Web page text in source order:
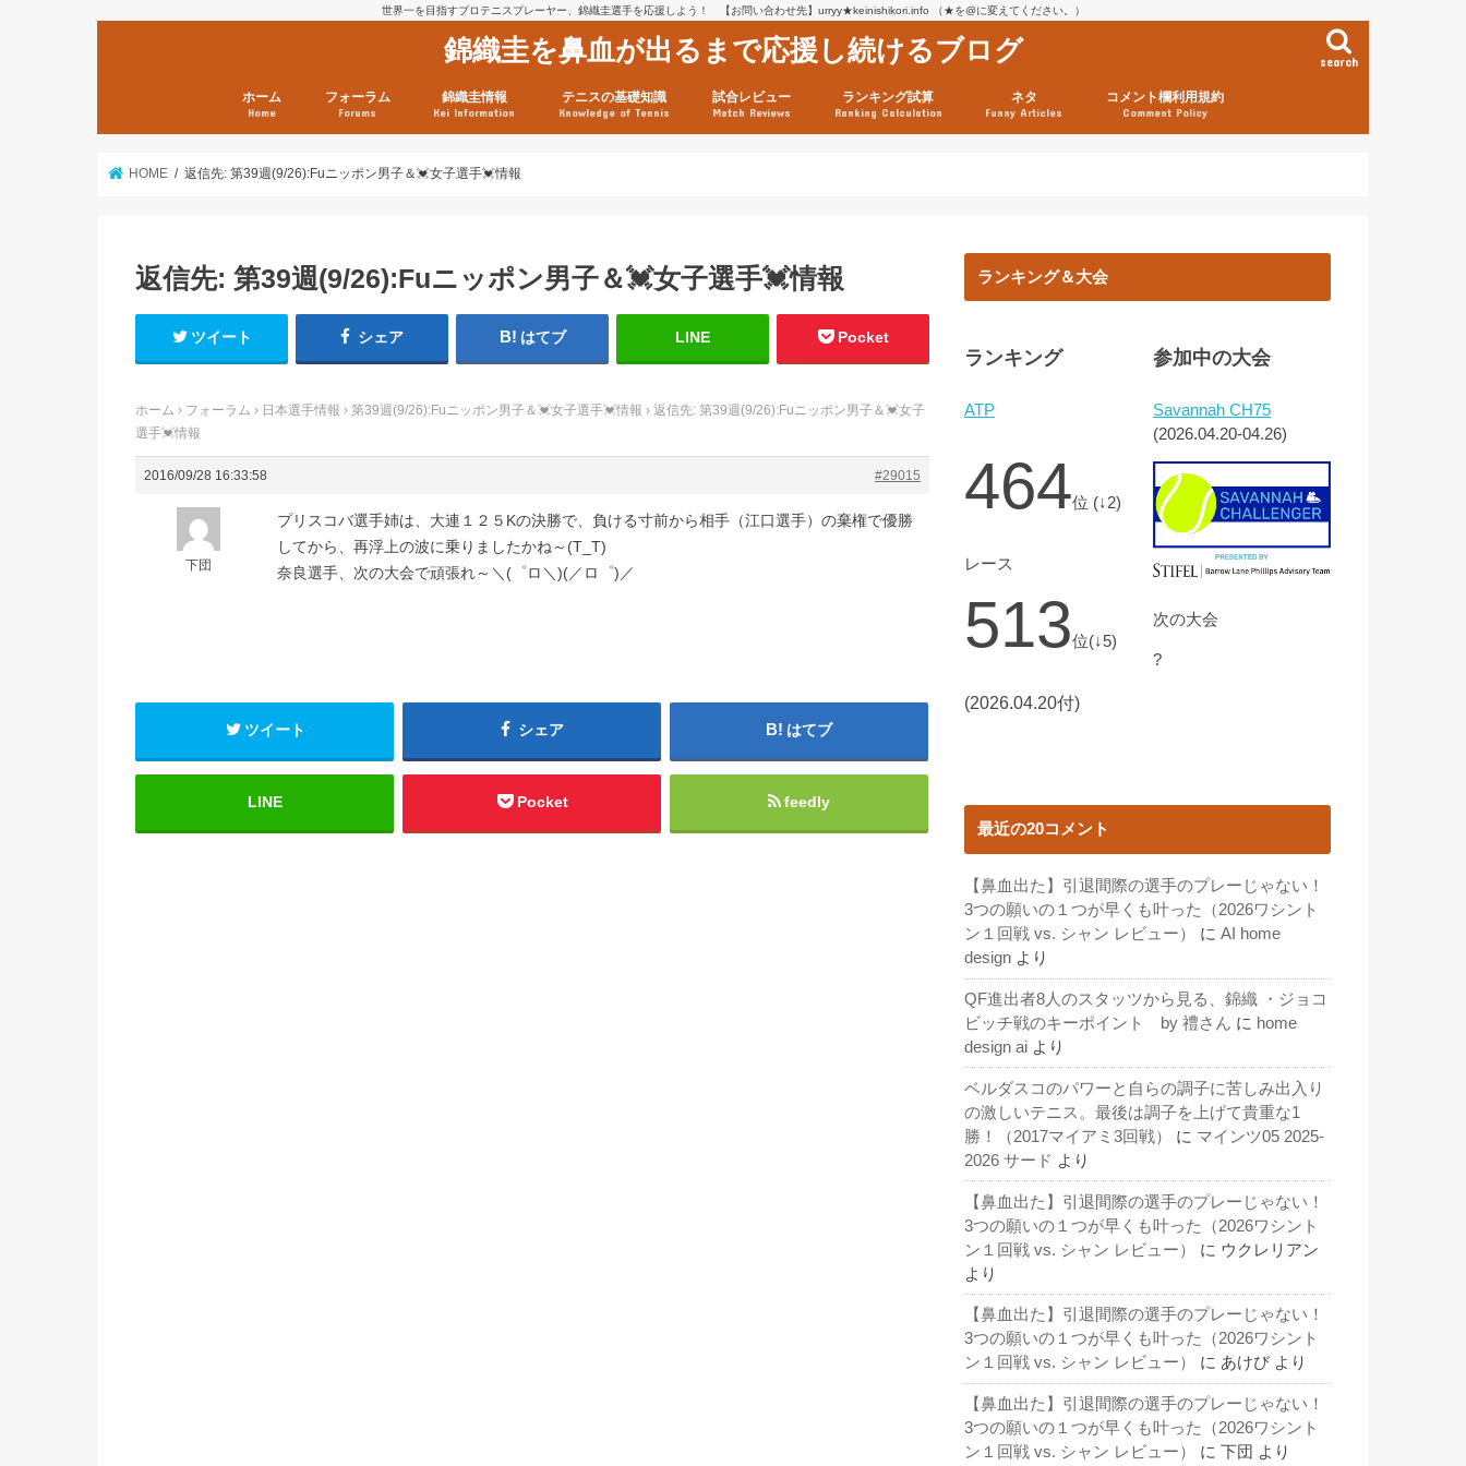
世界一を目指すプロテニスプレーヤー、錦織圭選手を応援しよう！ 【お問い合わせ先】urryy★keinishikori.info （★を@に変えてください。）
錦織圭を鼻血が出るまで応援し続けるブログ search
ホーム
Home
フォーラム
Forums
錦織圭情報
Kei Information
日現在）
点）
テニスの基礎知識
Knowledge of Tennis
試合レビュー
Match Reviews
ランキング試算
Ranking Calculation
ネタ
Funny Articles
コメント欄利用規約
Comment Policy
HOME 返信先: 第39週(9/26):Fuニッポン男子＆💓女子選手💓情報
返信先: 第39週(9/26):Fuニッポン男子＆💓女子選手💓情報
ツイート シェア はてブ LINE Pocket
ホーム › フォーラム › 日本選手情報 › 第39週(9/26):Fuニッポン男子＆💓女子選手💓情報 › 返信先: 第39週(9/26):Fuニッポン男子＆💓女子
選手💓情報
2016/09/28 16:33:58 #29015
下団
プリスコバ選手姉は、大連１２５Kの決勝で、負ける寸前から相手（江口選手）の棄権で優勝
してから、再浮上の波に乗りましたかね～(T_T)
奈良選手、次の大会で頑張れ～＼(゜ロ＼)(／ロ゜)／
ツイート シェア はてブ
LINE Pocket feedly
ランキング＆大会
ランキング
ATP
464位 (↓2)
レース
513位(↓5)
(2026.04.20付)
参加中の大会
Savannah CH75
(2026.04.20-04.26)
次の大会
?
最近の20コメント
【鼻血出た】引退間際の選手のプレーじゃない！
3つの願いの１つが早くも叶った（2026ワシント
ン１回戦 vs. シャン レビュー）
に AI home
design より
QF進出者8人のスタッツから見る、錦織 ・ジョコ
ビッチ戦のキーポイント by 禮さん に home
design ai より
ベルダスコのパワーと自らの調子に苦しみ出入り
の激しいテニス。最後は調子を上げて貴重な1
勝！（2017マイアミ3回戦）
に マインツ05 2025-
2026 サード より
【鼻血出た】引退間際の選手のプレーじゃない！
3つの願いの１つが早くも叶った（2026ワシント
ン１回戦 vs. シャン レビュー）
に ウクレリアン
より
【鼻血出た】引退間際の選手のプレーじゃない！
3つの願いの１つが早くも叶った（2026ワシント
ン１回戦 vs. シャン レビュー）
に あけび より
【鼻血出た】引退間際の選手のプレーじゃない！
3つの願いの１つが早くも叶った（2026ワシント
ン１回戦 vs. シャン レビュー）
に 下団 より